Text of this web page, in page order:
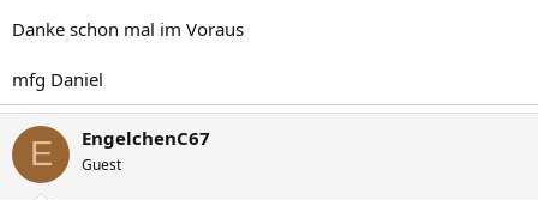
Danke schon mal im Voraus
mfg Daniel
E EngelchenC67
Guest